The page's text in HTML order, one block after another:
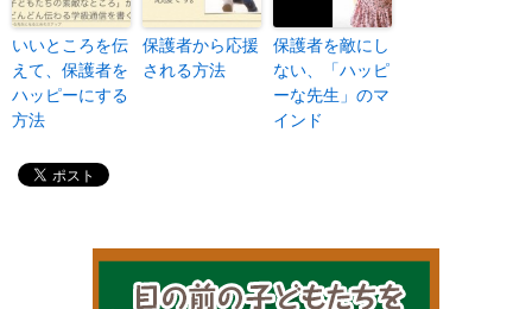
いいところを伝
えて、保護者を
ハッピーにする
方法
保護者から応援
される方法
保護者を敵にし
ない、「ハッピ
ーな先生」のマ
インド